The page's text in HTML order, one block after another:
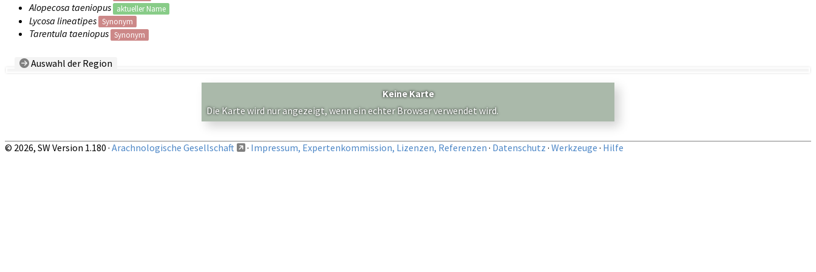
Alopecosa taeniopus
aktueller Name
Lycosa lineatipes Synonym
Tarentula taeniopus Synonym
Auswahl der Region
Keine Karte
Die Karte wird nur angezeigt, wenn ein echter Browser verwendet wird.
© 2026, SW Version 1.180 · Arachnologische Gesellschaft · Impressum, Expertenkommission, Lizenzen, Referenzen · Datenschutz · Werkzeuge · Hilfe